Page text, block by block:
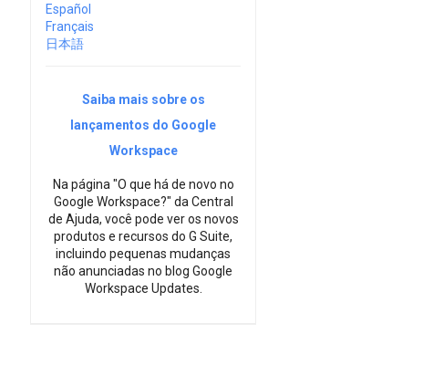
Español
Français
日本語
Saiba mais sobre os
lançamentos do Google
Workspace
Na página "O que há de novo no
Google Workspace?" da Central
de Ajuda, você pode ver os novos
produtos e recursos do G Suite,
incluindo pequenas mudanças
não anunciadas no blog Google
Workspace Updates.